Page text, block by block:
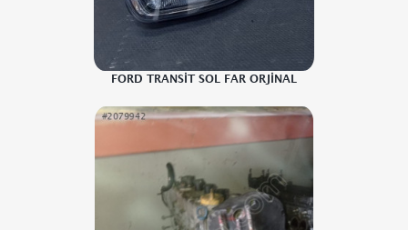
FORD TRANSİT SOL FAR ORJİNAL